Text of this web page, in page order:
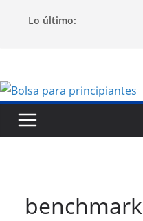
Lo último:
benchmark